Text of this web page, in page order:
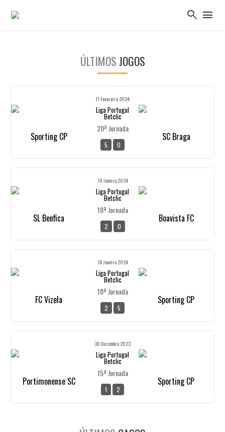
search menu
ÚLTIMOSJOGOS
Sporting CP
11 Fevereiro 2024
Liga Portugal
Betclic
20ª Jornada
5 0
SC Braga
SL Benfica
19 Janeiro 2024
Liga Portugal
Betclic
18ª Jornada
2 0
Boavista FC
FC Vizela
18 Janeiro 2024
Liga Portugal
Betclic
18ª Jornada
2 5
Sporting CP
Portimonense SC
30 Dezembro 2023
Liga Portugal
Betclic
15ª Jornada
1 2
Sporting CP